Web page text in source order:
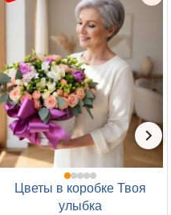
Цветы в коробке Твоя
улыбка